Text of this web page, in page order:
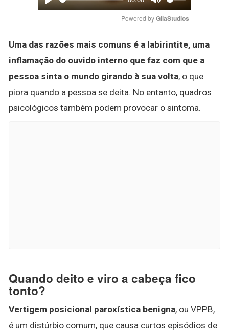
Play Mute
Powered by GliaStudios
Uma das razões mais comuns é a labirintite, uma
inflamação do ouvido interno que faz com que a
pessoa sinta o mundo girando à sua volta, o que
piora quando a pessoa se deita. No entanto, quadros
psicológicos também podem provocar o sintoma.
Quando deito e viro a cabeça fico
tonto?
Vertigem posicional paroxística benigna, ou VPPB,
é um distúrbio comum, que causa curtos episódios de